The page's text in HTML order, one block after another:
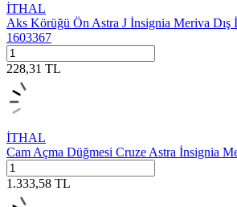
İTHAL
Aks Körüğü Ön Astra J İnsignia Meriva Dış
1603367
228,31 TL
İTHAL
Cam Açma Düğmesi Cruze Astra İnsignia
1.333,58 TL